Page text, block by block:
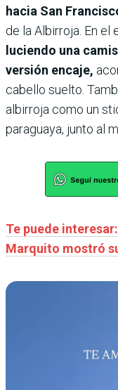
hacia San
de la Albirroja. En el
luciendo una
versión encaje,
cabello suelto.
albirroja como un
paraguaya, junto al
Te puede
Marquito mostró